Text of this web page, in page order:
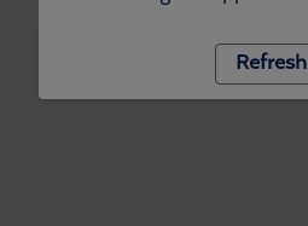
Refresh